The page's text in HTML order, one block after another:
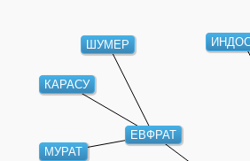
ЕВФРАТ
МУРАТ
КАРАСУ
ШУМЕР